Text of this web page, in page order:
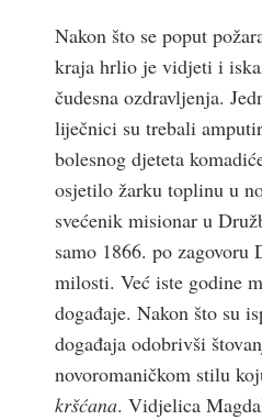
Nakon što se poput
kraja hrlio je vidjeti i
čudesna ozdravljenja.
liječnici su trebali
bolesnog djeteta
osjetilo žarku toplinu u
svećenik misionar u
samo 1866. po
milosti. Već iste godine
događaje. Nakon što su
događaja odobrivši
novoromaničkom stilu
kršćana. Vidjelica